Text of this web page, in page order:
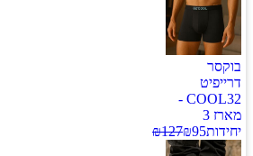
בוקסר
דרייפיט
COOL32 -
מארז 3
יחידות
₪95
₪127